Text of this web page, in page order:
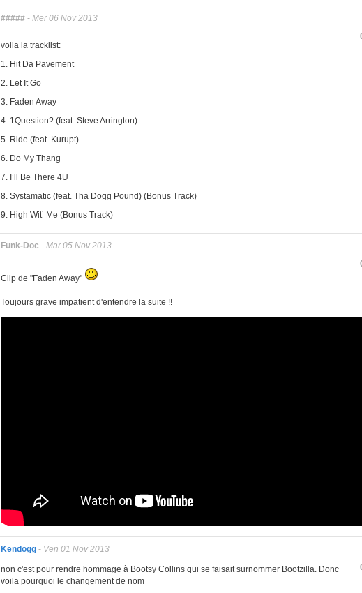
##### - Mer 06 Nov 2013
voila la tracklist:
1. Hit Da Pavement
2. Let It Go
3. Faden Away
4. 1Question? (feat. Steve Arrington)
5. Ride (feat. Kurupt)
6. Do My Thang
7. I’ll Be There 4U
8. Systamatic (feat. Tha Dogg Pound) (Bonus Track)
9. High Wit’ Me (Bonus Track)
Funk-Doc - Mar 05 Nov 2013
Clip de "Faden Away"
Toujours grave impatient d'entendre la suite !!
Kendogg - Ven 01 Nov 2013
non c'est pour rendre hommage à Bootsy Collins qui se faisait surnommer Bootzilla. Donc
voila pourquoi le changement de nom